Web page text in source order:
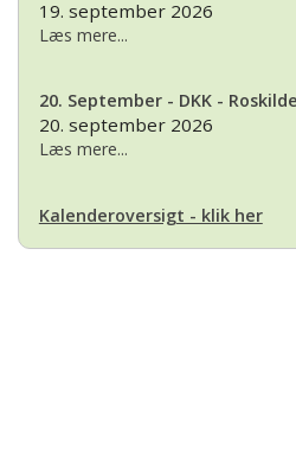
19. september 2026
Læs mere...
20. September - DKK -
20. september 2026
Læs mere...
Kalenderoversigt - klik her